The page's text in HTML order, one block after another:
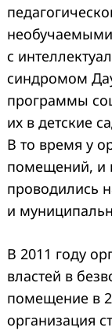
с
синдромом
программы
их в детские
В то время у
помещений, и
проводились
и
В 2011 году
властей в
помещение в
организация